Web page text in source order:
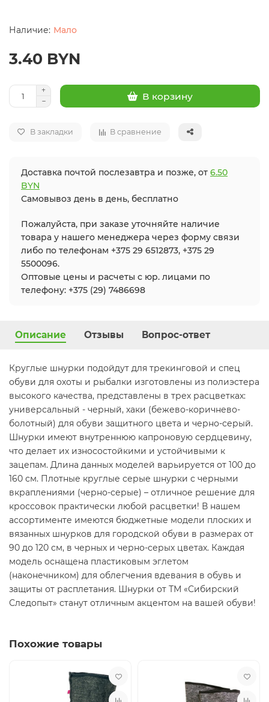
Мало
3.40 BYN
В корзину
В закладки В сравнение
Доставка почтой послезавтра и позже, от 6.50
BYN
Самовывоз день в день, бесплатно
Пожалуйста, при заказе уточняйте наличие
товара у нашего менеджера через форму связи
либо по телефонам +375 29 6512873, +375 29
5500096.
Оптовые цены и расчеты с юр. лицами по
телефону: +375 (29) 7486698
Описание Отзывы Вопрос-ответ
Круглые шнурки подойдут для трекинговой и спец
обуви для охоты и рыбалки изготовлены из полиэстера
высокого качества, представлены в трех расцветках:
универсальный - черный, хаки (бежево-коричнево-
болотный) для обуви защитного цвета и черно-серый.
Шнурки имеют внутреннюю капроновую сердцевину,
что делает их износостойкими и устойчивыми к
зацепам. Длина данных моделей варьируется от 100 до
160 см. Плотные круглые серые шнурки с черными
вкраплениями (черно-серые) – отличное решение для
кроссовок практически любой расцветки! В нашем
ассортименте имеются бюджетные модели плоских и
вязанных шнурков для городской обуви в размерах от
90 до 120 см, в черных и черно-серых цветах. Каждая
модель оснащена пластиковым эглетом
(наконечником) для облегчения вдевания в обувь и
защиты от расплетания. Шнурки от ТМ «Сибирский
Следопыт» станут отличным акцентом на вашей обуви!
Похожие товары